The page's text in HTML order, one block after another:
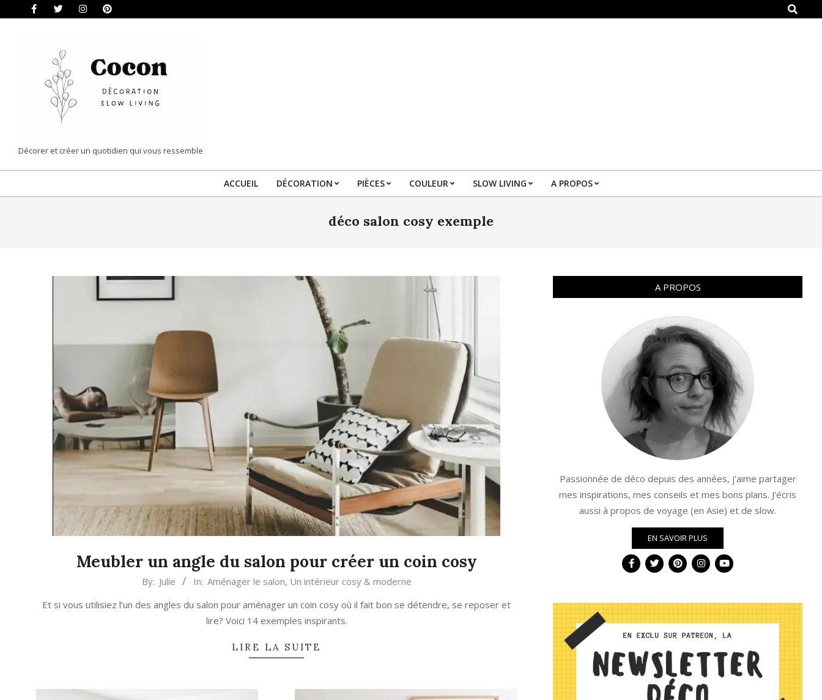
Search
COCON
|
DÉCORATION
Décorer et créer un quotidien qui vous ressemble
Primary
Menu
ACCUEIL DÉCORATION PIÈCES COULEUR SLOW LIVING A PROPOS
déco salon cosy exemple
Meubler un angle du salon pour créer un coin cosy
13
By: Julie In: Aménager le salon, Un intérieur cosy & moderne
Et si vous utilisiez l’un des angles du salon pour aménager un coin cosy où il fait bon se détendre, se reposer et
lire? Voici 14 exemples inspirants.
LIRE LA SUITE
A PROPOS
Passionnée de déco depuis des années, j'aime partager
mes inspirations, mes conseils et mes bons plans. J'écris
aussi à propos de voyage (en Asie) et de slow.
EN SAVOIR PLUS